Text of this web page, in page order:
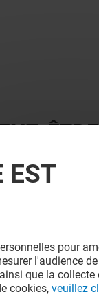
ÊTRE
EST
pour
l'audience
que la collecte
cookies, veuillez